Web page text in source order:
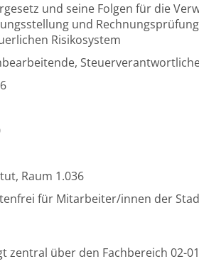
und seine Folgen für die
und Rechnungsprüfung
Risikosystem
Raum 1.036
für Mitarbeiter/innen der
zentral über den Fachbereich 02-